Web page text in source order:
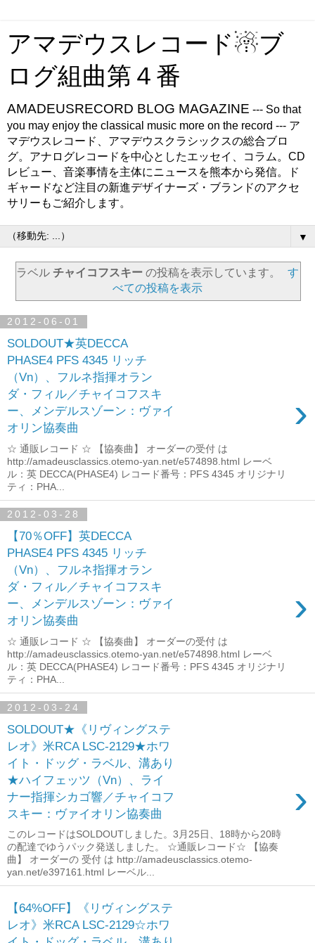
アマデウスレコード☃ブ
ログ組曲第４番
AMADEUSRECORD BLOG MAGAZINE --- So that
you may enjoy the classical music more on the record --- ア
マデウスレコード、アマデウスクラシックスの総合ブロ
グ。アナログレコードを中心としたエッセイ、コラム。CD
レビュー、音楽事情を主体にニュースを熊本から発信。ド
ギャードなど注目の新進デザイナーズ・ブランドのアクセ
サリーもご紹介します。
▼
ラベル チャイコフスキーの投稿を表示しています。
す
べての投稿を表示
2012-06-01
SOLDOUT★英DECCA
PHASE4 PFS 4345 リッチ
（Vn）、フルネ指揮オラン
ダ・フィル／チャイコフスキ
ー、メンデルスゾーン：ヴァイ
オリン協奏曲
›
☆ 通販レコード ☆ 【協奏曲】 オーダーの受付 は
http://amadeusclassics.otemo-yan.net/e574898.html レーベ
ル：英 DECCA(PHASE4) レコード番号：PFS 4345 オリジナリ
ティ：PHA...
2012-03-28
【70％OFF】英DECCA
PHASE4 PFS 4345 リッチ
（Vn）、フルネ指揮オラン
ダ・フィル／チャイコフスキ
ー、メンデルスゾーン：ヴァイ
オリン協奏曲
›
☆ 通販レコード ☆ 【協奏曲】 オーダーの受付 は
http://amadeusclassics.otemo-yan.net/e574898.html レーベ
ル：英 DECCA(PHASE4) レコード番号：PFS 4345 オリジナリ
ティ：PHA...
2012-03-24
SOLDOUT★《リヴィングステ
レオ》米RCA LSC-2129★ホワ
イト・ドッグ・ラベル、溝あり
★ハイフェッツ（Vn）、ライ
ナー指揮シカゴ響／チャイコフ
スキー：ヴァイオリン協奏曲
›
このレコードはSOLDOUTしました。3月25日、18時から20時
の配達でゆうパック発送しました。 ☆通販レコード☆ 【協奏
曲】 オーダーの 受付 は http://amadeusclassics.otemo-
yan.net/e397161.html レーベル...
【64%OFF】《リヴィングステ
レオ》米RCA LSC-2129☆ホワ